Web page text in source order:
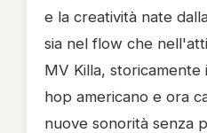
e la creatività nate
sia nel flow che
MV Killa,
hop americano e ora
nuove sonorità senza